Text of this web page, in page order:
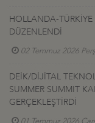
HOLLANDA-
DÜZENLENDİ
02 Temmuz 2026
DEİK/DİJİTAL
SUMMER SUMMIT
GERÇEKLEŞTİRDİ